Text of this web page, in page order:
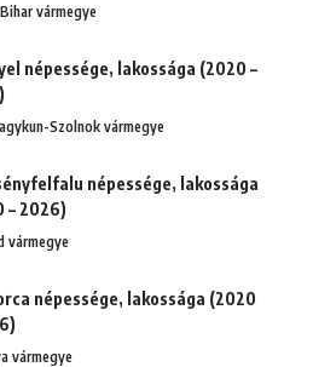
vármegye
népessége, lakossága (2020 –
Szolnok vármegye
népessége, lakossága
– 2026)
vármegye
népessége, lakossága (2020
vármegye